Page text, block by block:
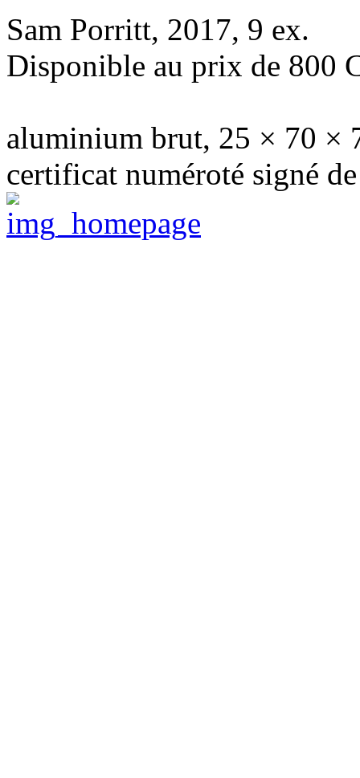
Sam Porritt, 2017, 9 ex.
Disponible au prix de 800
aluminium brut, 25 × 70 ×
certificat numéroté signé